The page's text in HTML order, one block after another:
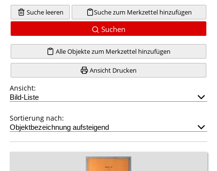
Suche leeren Suche zum Merkzettel hinzufügen
Suchen
Alle Objekte zum Merkzettel hinzufügen
Ansicht Drucken
Ansicht:
Sortierung nach: